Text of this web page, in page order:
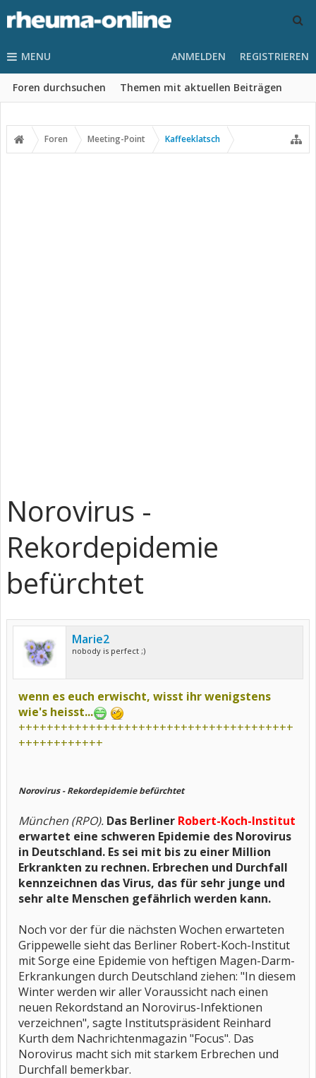
MENU
Foren durchsuchen Themen mit aktuellen Beiträgen
ANMELDEN REGISTRIEREN
Foren Meeting-Point Kaffeeklatsch
Norovirus -
Rekordepidemie
befürchtet
Marie2
nobody is perfect ;)
wenn es euch erwischt, wisst ihr wenigstens
wie's heisst...
+++++++++++++++++++++++++++++++++++++++
++++++++++++
Norovirus - Rekordepidemie befürchtet
München (RPO). Das Berliner Robert-Koch-Institut
erwartet eine schweren Epidemie des Norovirus
in Deutschland. Es sei mit bis zu einer Million
Erkrankten zu rechnen. Erbrechen und Durchfall
kennzeichnen das Virus, das für sehr junge und
sehr alte Menschen gefährlich werden kann.
Noch vor der für die nächsten Wochen erwarteten
Grippewelle sieht das Berliner Robert-Koch-Institut
mit Sorge eine Epidemie von heftigen Magen-Darm-
Erkrankungen durch Deutschland ziehen: "In diesem
Winter werden wir aller Voraussicht nach einen
neuen Rekordstand an Norovirus-Infektionen
verzeichnen", sagte Institutspräsident Reinhard
Kurth dem Nachrichtenmagazin "Focus". Das
Norovirus macht sich mit starkem Erbrechen und
Durchfall bemerkbar.